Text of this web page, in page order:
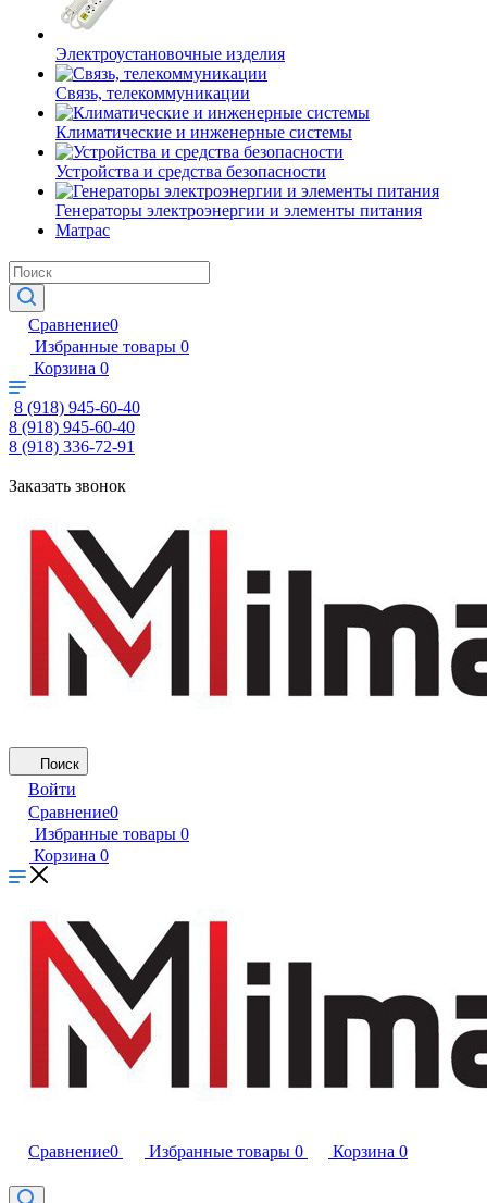
Электроустановочные изделия
Связь, телекоммуникации
Климатические и инженерные системы
Устройства и средства безопасности
Генераторы электроэнергии и элементы питания
Матрас
Сравнение0
Избранные товары 0
Корзина 0
8 (918) 945-60-40
8 (918) 945-60-40
8 (918) 336-72-91
Заказать звонок
Поиск
Войти
Сравнение0
Избранные товары 0
Корзина 0
Сравнение0 Избранные товары 0 Корзина 0